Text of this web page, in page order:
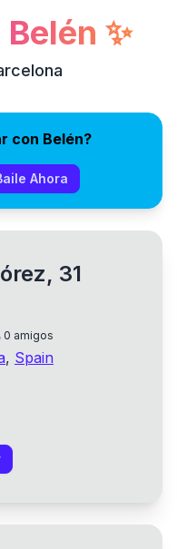
Belén ✨
con Belén?
Ahora
31
0 amigos
, Spain